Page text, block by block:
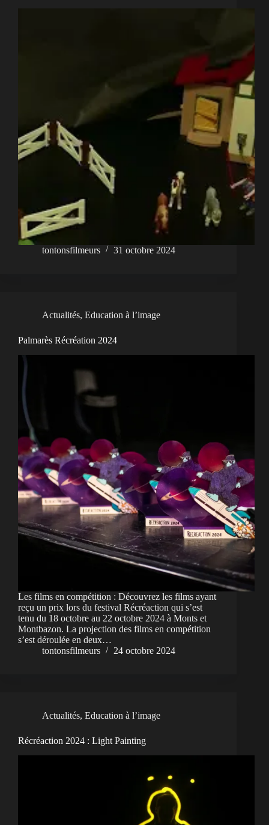
tontonsfilmeurs 31 octobre 2024
Actualités, Education à l’image
Palmarès Récréation 2024
Les films en compétition : Découvrez les films ayant
reçu un prix lors du festival Récréaction qui s’est
tenu du 18 octobre au 22 octobre 2024 à Monts et
Montbazon. La projection des films en compétition
s’est déroulée en deux…
tontonsfilmeurs
24 octobre 2024
Actualités, Education à l’image
Récréaction 2024 : Light Painting